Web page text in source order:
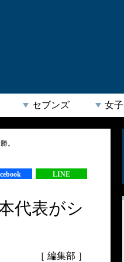
セブンズ 女子
。
LINE
代表がシ
［ 編集部 ］